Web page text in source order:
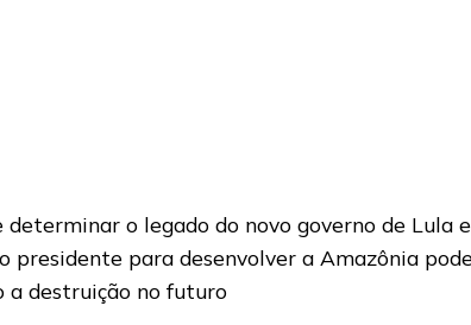
o legado do novo governo de Lula
para desenvolver a Amazônia
a destruição no futuro